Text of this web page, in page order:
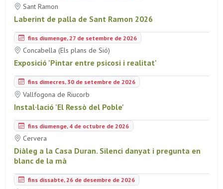
Sant Ramon
Laberint de palla de Sant Ramon 2026
fins diumenge, 27 de setembre de 2026
Concabella (Els plans de Sió)
Exposició 'Pintar entre psicosi i realitat'
fins dimecres, 30 de setembre de 2026
Vallfogona de Riucorb
Instal·lació 'El Ressò del Poble'
fins diumenge, 4 de octubre de 2026
Cervera
Diàleg a la Casa Duran. Silenci danyat i pregunta en
blanc de la mà
fins dissabte, 26 de desembre de 2026